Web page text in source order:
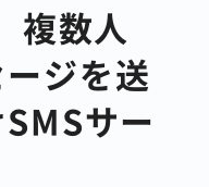
複数人
ジを送
サー